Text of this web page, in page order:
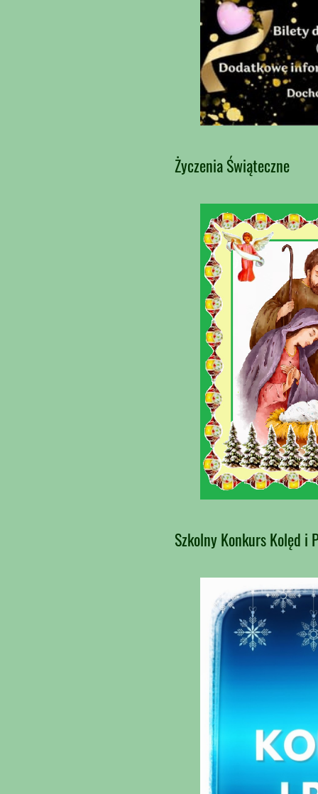
Życzenia Świąteczne
Szkolny Konkurs Kolęd i